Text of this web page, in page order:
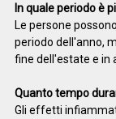
In quale periodo è
Le persone
periodo dell'anno,
fine dell'estate e in
Quanto tempo
Gli effetti